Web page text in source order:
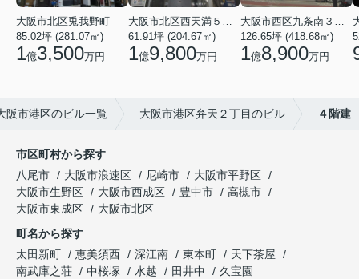
大阪市北区兎我野町
85.02坪 (281.07㎡)
1億3,500万円
大阪市北区西天満５丁目
61.91坪 (204.67㎡)
1億9,800万円
大阪市西区九条南３丁目
126.65坪 (418.68㎡)
1億8,900万円
阪市港区のビル一覧 大阪市港区弁天２丁目のビル ４階建
市区町村から探す
八尾市
大阪市浪速区 尼崎市
大阪市平野区
大阪市生野区
大阪市西成区 豊中市
高槻市
大阪市東成区
大阪市北区
町名から探す
太田新町
恵美須西 深江南 東本町
天下茶屋
南武庫之荘
中桜塚 水越 田井中
久宝園